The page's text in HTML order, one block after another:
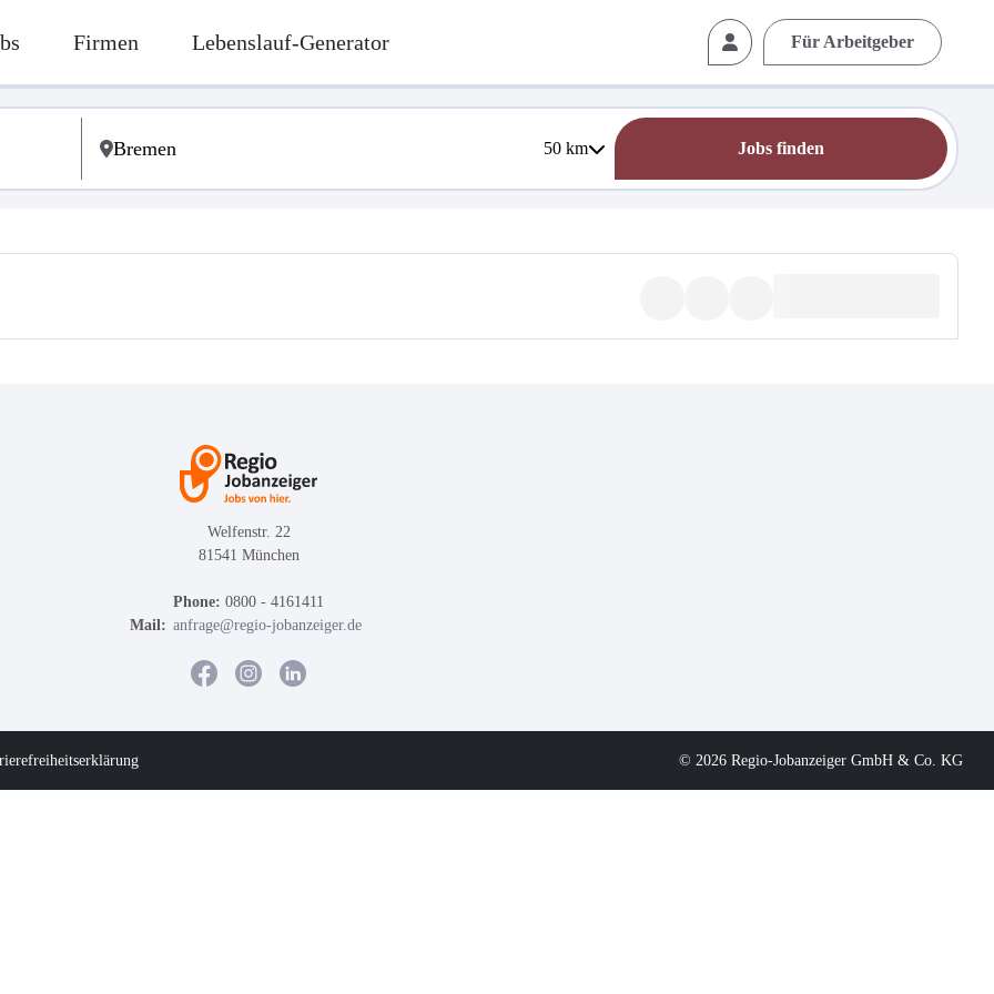
Firmen Lebenslauf-Generator Für Arbeitgeber
50km Jobs finden
Welfenstr. 22
81541 München
Phone: 0800 - 4161411
Mail: anfrage@regio-jobanzeiger.de
© 2026 Regio-Jobanzeiger GmbH & Co. KG